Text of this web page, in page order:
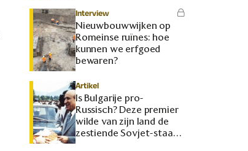
Interview
Nieuwbouwwijken op
Romeinse ruïnes: hoe
kunnen we erfgoed
bewaren?
Artikel
Is Bulgarije pro-
Russisch? Deze premier
wilde van zijn land de
zestiende Sovjet-staat
maken